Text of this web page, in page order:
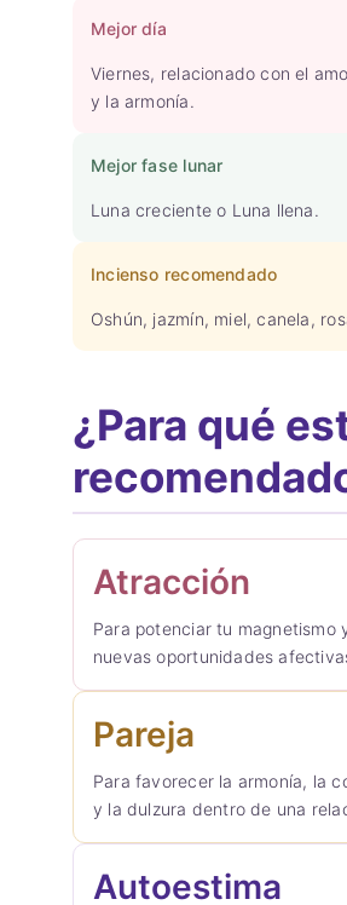
Mejor día
Viernes, relacionado con el
y la armonía.
Mejor fase lunar
Luna creciente o Luna llena.
Incienso recomendado
Oshún, jazmín, miel, canela,
¿Para qué
Atracción
Para potenciar tu magnetismo
nuevas oportunidades
Pareja
Para favorecer la armonía, la
y la dulzura dentro de una
Autoestima